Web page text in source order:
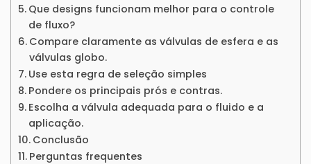
Que designs funcionam melhor para o controle
de fluxo?
Compare claramente as válvulas de esfera e as
válvulas globo.
Use esta regra de seleção simples
Pondere os principais prós e contras.
Escolha a válvula adequada para o fluido e a
aplicação.
Conclusão
Perguntas frequentes